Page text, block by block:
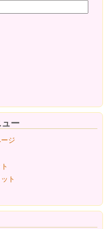
ー
ジ
ト